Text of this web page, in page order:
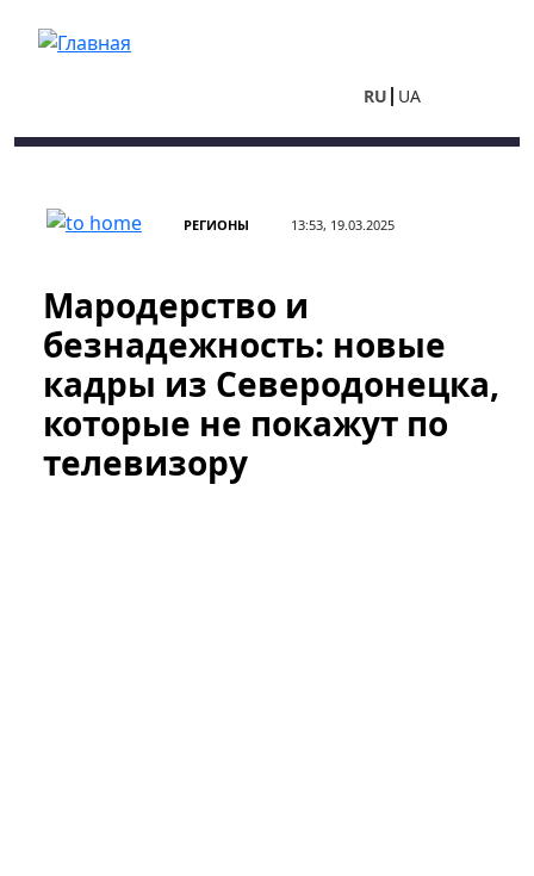
RU UA
РЕГИОНЫ 13:53, 19.03.2025
Мародерство и
безнадежность: новые
кадры из Северодонецка,
которые не покажут по
телевизору